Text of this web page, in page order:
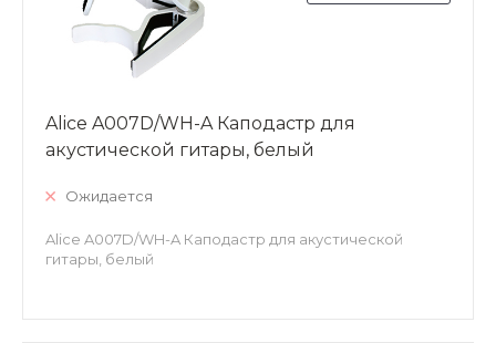
Alice A007D/WH-A Каподастр для
акустической гитары, белый
Ожидается
Alice A007D/WH-A Каподастр для акустической
гитары, белый